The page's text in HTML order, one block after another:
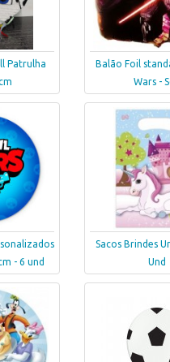
Patrulha
Balão Foil
Wars -
- 6 und
Sacos Brindes
Und